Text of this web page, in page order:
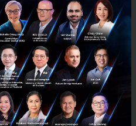
และรัฐมนตรีว่าการกระทรวง
ข้อ “ฝ่าวิกฤติ รับมือระเบียบโลก